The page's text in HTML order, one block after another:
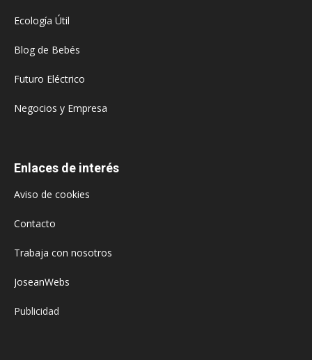
Ecología Útil
Blog de Bebés
Futuro Eléctrico
Negocios y Empresa
Enlaces de interés
Aviso de cookies
Contacto
Trabaja con nosotros
JoseanWebs
Publicidad